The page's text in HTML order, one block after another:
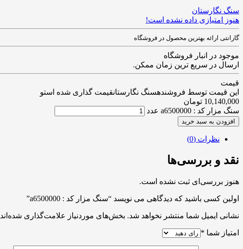
سنگ نگارستان
هنوز امتیازی داده نشده است!
گارانتی ارائه بهترین محصول در فروشگاه
موجود در انبار فروشگاه
ارسال در سریع ترین زمان ممکن.
قیمت
این قیمت توسط فروشندهسنگ نگارستانقیمت گذاری شده استو
10,140,000 تومان
سنگ مزار کد : a6500000 عدد
افزودن به سبد خرید
نظرات (0)
نقد و بررسی‌ها
هنوز بررسی‌ای ثبت نشده است.
اولین کسی باشید که دیدگاهی می نویسد “سنگ مزار کد : a6500000”
نشانی ایمیل شما منتشر نخواهد شد. بخش‌های موردنیاز علامت‌گذاری شده‌اند
امتیاز شما *